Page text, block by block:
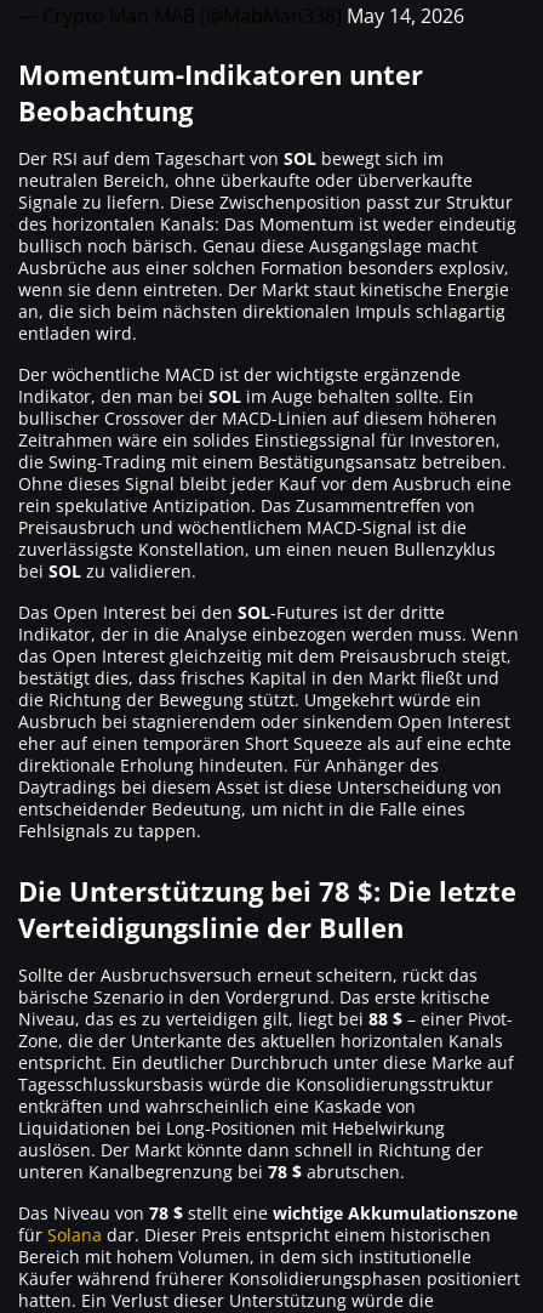
May 14, 2026
Momentum-Indikatoren unter
Beobachtung
Der RSI auf dem Tageschart von SOL bewegt sich im
neutralen Bereich, ohne überkaufte oder überverkaufte
Signale zu liefern. Diese Zwischenposition passt zur Struktur
des horizontalen Kanals: Das Momentum ist weder eindeutig
bullisch noch bärisch. Genau diese Ausgangslage macht
Ausbrüche aus einer solchen Formation besonders explosiv,
wenn sie denn eintreten. Der Markt staut kinetische Energie
an, die sich beim nächsten direktionalen Impuls schlagartig
entladen wird.
Der wöchentliche MACD ist der wichtigste ergänzende
Indikator, den man bei SOL im Auge behalten sollte. Ein
bullischer Crossover der MACD-Linien auf diesem höheren
Zeitrahmen wäre ein solides Einstiegssignal für Investoren,
die Swing-Trading mit einem Bestätigungsansatz betreiben.
Ohne dieses Signal bleibt jeder Kauf vor dem Ausbruch eine
rein spekulative Antizipation. Das Zusammentreffen von
Preisausbruch und wöchentlichem MACD-Signal ist die
zuverlässigste Konstellation, um einen neuen Bullenzyklus
bei SOL zu validieren.
Das Open Interest bei den SOL-Futures ist der dritte
Indikator, der in die Analyse einbezogen werden muss. Wenn
das Open Interest gleichzeitig mit dem Preisausbruch steigt,
bestätigt dies, dass frisches Kapital in den Markt fließt und
die Richtung der Bewegung stützt. Umgekehrt würde ein
Ausbruch bei stagnierendem oder sinkendem Open Interest
eher auf einen temporären Short Squeeze als auf eine echte
direktionale Erholung hindeuten. Für Anhänger des
Daytradings bei diesem Asset ist diese Unterscheidung von
entscheidender Bedeutung, um nicht in die Falle eines
Fehlsignals zu tappen.
Die Unterstützung bei 78 $: Die letzte
Verteidigungslinie der Bullen
Sollte der Ausbruchsversuch erneut scheitern, rückt das
bärische Szenario in den Vordergrund. Das erste kritische
Niveau, das es zu verteidigen gilt, liegt bei 88 $ – einer Pivot-
Zone, die der Unterkante des aktuellen horizontalen Kanals
entspricht. Ein deutlicher Durchbruch unter diese Marke auf
Tagesschlusskursbasis würde die Konsolidierungsstruktur
entkräften und wahrscheinlich eine Kaskade von
Liquidationen bei Long-Positionen mit Hebelwirkung
auslösen. Der Markt könnte dann schnell in Richtung der
unteren Kanalbegrenzung bei 78 $ abrutschen.
Das Niveau von 78 $ stellt eine wichtige Akkumulationszone
für Solana dar. Dieser Preis entspricht einem historischen
Bereich mit hohem Volumen, in dem sich institutionelle
Käufer während früherer Konsolidierungsphasen positioniert
hatten. Ein Verlust dieser Unterstützung würde die